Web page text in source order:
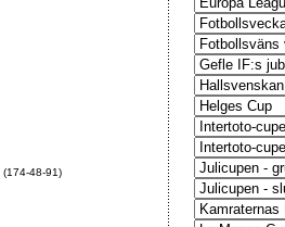
(174-48-91)